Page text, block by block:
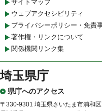
サイトマップ
ウェブアクセシビリティ
プライバシーポリシー・免責
著作権・リンクについて
関係機関リンク集
埼玉県庁
県庁へのアクセス
〒330-9301 埼玉県さいたま市浦和